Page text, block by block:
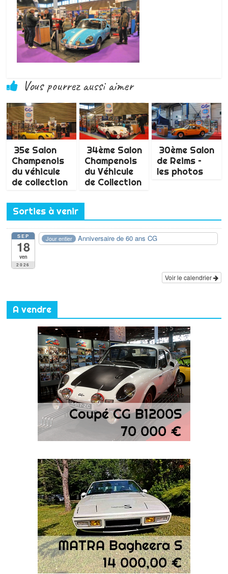
Vous pourrez aussi aimer
35e Salon
Champenois
du véhicule
de collection
34ème Salon
Champenois
du Véhicule
de Collection
30ème Salon
de Reims –
les photos
Sorties à venir
SEP
18
ven
2026
Jour entier Anniversaire de 60 ans CG
Voir le calendrier
A vendre